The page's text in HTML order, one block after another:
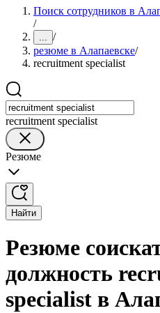
Поиск сотрудников в
/
... /
резюме в Алапаевске/
recruitment specialist
recruitment specialist
Резюме
Найти
Резюме
должность
specialist в